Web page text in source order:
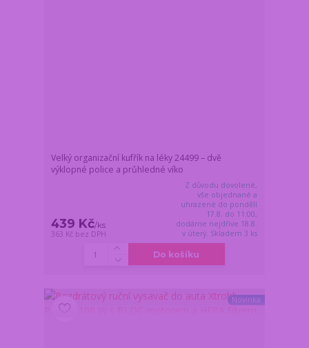
Velký organizační kufřík na léky 24499 – dvě
výklopné police a průhledné víko
439 Kč/ks
363 Kč bez DPH
Z důvodu dovolené,
vše objednané a
uhrazené do pondělí
17.8. do 11:00,
dodáme nejdříve 18.8.
v úterý. Skladem 3 ks
Do košíku
Novinka